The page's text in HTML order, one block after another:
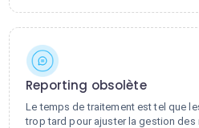
Reporting obsolète
Le temps de traitement est tel que
trop tard pour ajuster la gestion des